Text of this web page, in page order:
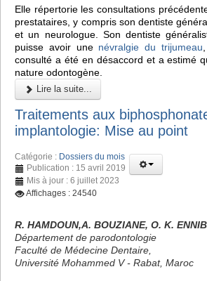
Elle répertorie les consultations
prestataires, y compris son dentiste
et un neurologue. Son dentiste
puisse avoir une névralgie du trijumeau
consulté a été en désaccord et a estimé
nature odontogène.
Lire la suite...
Traitements aux
implantologie: Mise au point
Catégorie : Dossiers du mois
Publication : 15 avril 2019
Mis à jour : 6 juillet 2023
Affichages : 24540
R. HAMDOUN,A. BOUZIANE, O. K.
Département de parodontologie
Faculté de Médecine Dentaire,
Université Mohammed V - Rabat, Maroc